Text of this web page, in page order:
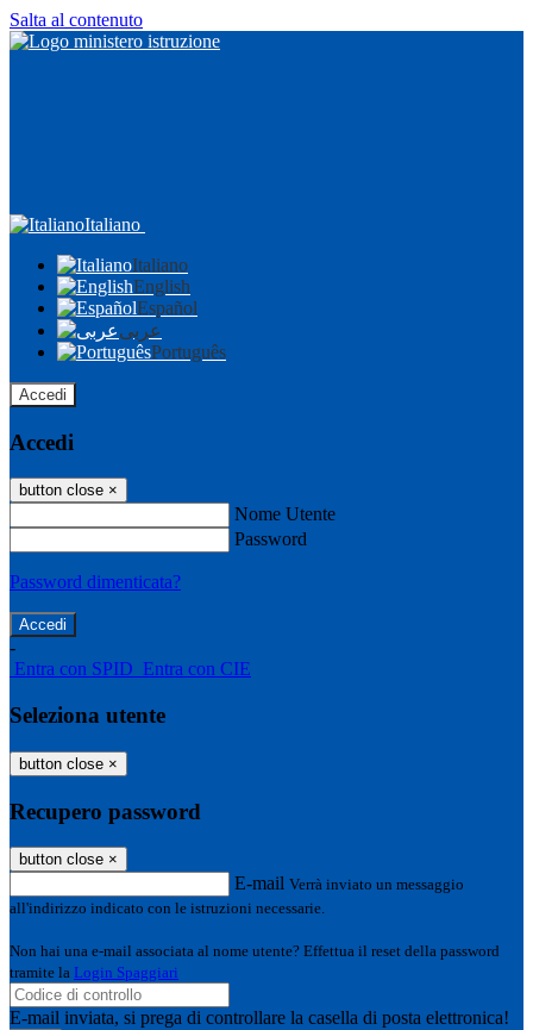
Salta al contenuto
Italiano
Italiano
English
Español
عربى
Português
Accedi
Accedi
button close ×
Nome Utente
Password
Password dimenticata?
-
Entra con SPID Entra con CIE
Seleziona utente
button close ×
Recupero password
button close ×
E-mail Verrà inviato un messaggio
all'indirizzo indicato con le istruzioni necessarie.
Non hai una e-mail associata al nome utente? Effettua il reset della password
tramite la Login Spaggiari
E-mail inviata, si prega di controllare la casella di posta elettronica!